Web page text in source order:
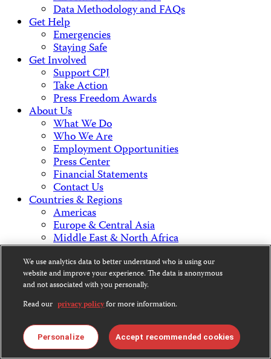
Data Methodology and FAQs
Get Help
Emergencies
Staying Safe
Get Involved
Support CPJ
Take Action
Press Freedom Awards
About Us
What We Do
Who We Are
Employment Opportunities
Press Center
Financial Statements
Contact Us
Countries & Regions
Americas
Europe & Central Asia
Middle East & North Africa
Africa
Asia
Contact Us
CPJ is a 501(c)3 non-profit.
We use analytics data to better understand who is using our
website and improve your experience. The data is anonymous
and not associated with you personally.
Read our privacy policyfor more information.
Personalize Accept recommended cookies